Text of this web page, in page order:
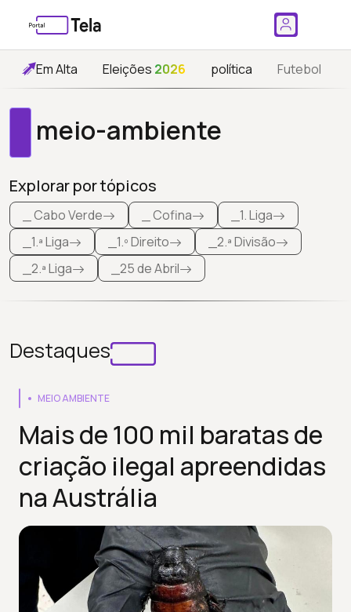
Em Alta Eleições 2026 política Futebol
meio-ambiente
Explorar por tópicos
_ Cabo Verde _ Cofina
_1. Liga
_1.ª Liga
_1.º Direito
_2.ª Divisão
_2.ª Liga
_25 de Abril
Destaques
MEIO AMBIENTE
Mais de 100 mil baratas de
criação ilegal apreendidas
na Austrália